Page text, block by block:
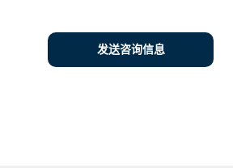
发送咨询信息